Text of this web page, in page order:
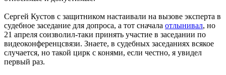
Сергей Кустов с защитником настаивали на вызове эксперта в
судебное заседание для допроса, а тот сначала отлынивал, но
21 апреля соизволил-таки принять участие в заседании по
видеоконференцсвязи. Знаете, в судебных заседаниях всякое
случается, но такой цирк с конями, если честно, я увидел
первый раз.